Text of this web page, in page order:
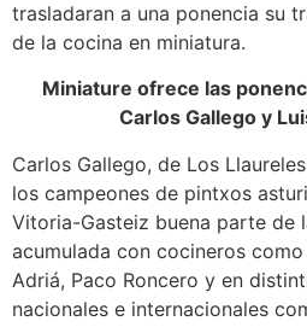
trasladaran a una ponencia su
de la cocina en miniatura.
Miniature ofrece las
Carlos Gallego y
Carlos Gallego, de Los
los campeones de pintxos
Vitoria-Gasteiz buena parte de
acumulada con cocineros
Adriá, Paco Roncero y en
nacionales e internacionales